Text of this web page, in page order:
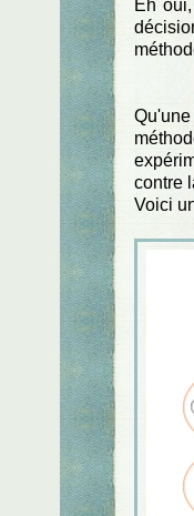
Eh
contre
Voici